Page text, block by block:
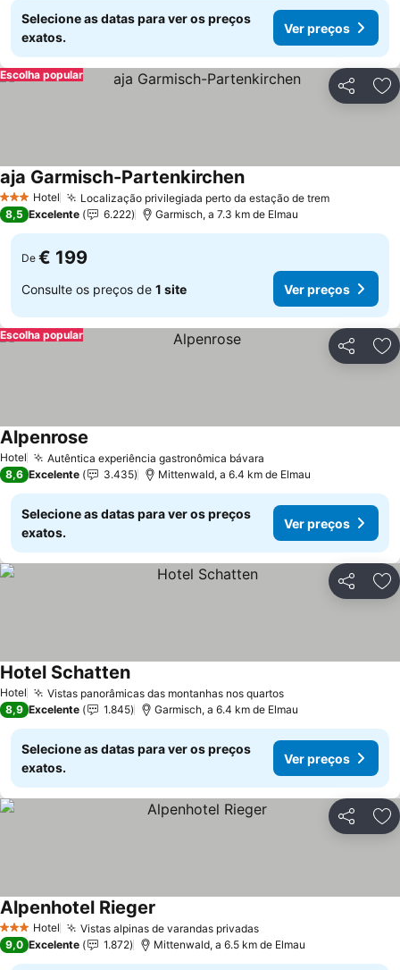
Selecione as datas para ver os preços
exatos.
Ver preços
Partilhar
Escolha popular
3 EstrelasHotel Localização privilegiada perto da estação de tremVer
aja Garmisch-PartenkirchenVer preços
8,5 Excelente 6.222 Garmisch, a 7.3 km de Elmau
De € 199
Consulte os preços de 1 site Ver preços
Partilhar
Escolha popular
Hotel Autêntica experiência gastronômica bávara
Alpenrose
8,6 Excelente 3.435 Mittenwald, a 6.4 km de Elmau
Selecione as datas para ver os preços
exatos.
Ver preços
Partilhar
Hotel Vistas panorâmicas das montanhas nos quartosVer preços
Hotel SchattenVer preços
8,9 Excelente 1.845 Garmisch, a 6.4 km de Elmau
Selecione as datas para ver os preços
exatos.
Ver preços
Partilhar
3 EstrelasHotel Vistas alpinas de varandas privadasVer preços
Alpenhotel Rieger
9,0 Excelente 1.872 Mittenwald, a 6.5 km de Elmau